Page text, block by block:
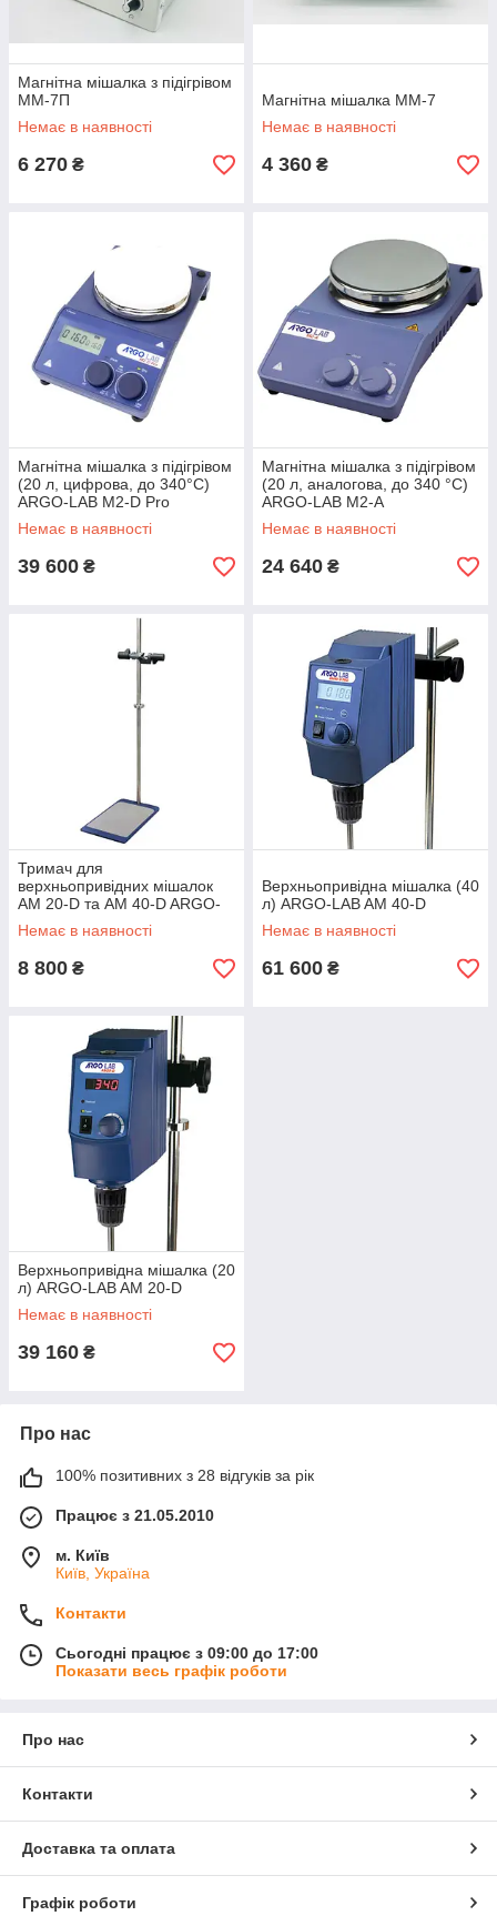
Магнітна мішалка з підігрівом
ММ-7П
Немає в наявності
6 270 ₴
Магнітна мішалка ММ-7
Немає в наявності
4 360 ₴
Магнітна мішалка з підігрівом
(20 л, цифрова, до 340°C)
ARGO-LAB M2-D Pro
Немає в наявності
39 600 ₴
Магнітна мішалка з підігрівом
(20 л, аналогова, до 340 °C)
ARGO-LAB M2-A
Немає в наявності
24 640 ₴
Тримач для
верхньопривідних мішалок
AM 20-D та AM 40-D ARGO-
LAB Support
Немає в наявності
8 800 ₴
Верхньопривідна мішалка (40
л) ARGO-LAB AM 40-D
Немає в наявності
61 600 ₴
Верхньопривідна мішалка (20
л) ARGO-LAB AM 20-D
Немає в наявності
39 160 ₴
Про нас
100% позитивних з 28 відгуків за рік
Працює з 21.05.2010
м. Київ
Київ, Україна
Контакти
Сьогодні працює з 09:00 до 17:00
Показати весь графік роботи
Про нас
Контакти
Доставка та оплата
Графік роботи